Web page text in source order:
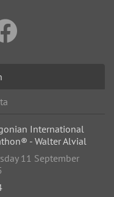
International
- Walter Alvial
11 September